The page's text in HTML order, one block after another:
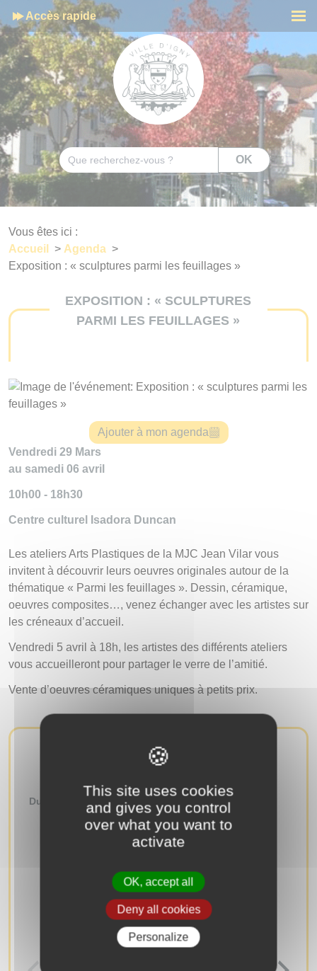
Accès rapide
Rechercher OK
Vous êtes ici :
Accueil
> Agenda >
Exposition : « sculptures parmi les feuillages »
EXPOSITION : « SCULPTURES
PARMI LES FEUILLAGES »
Ajouter à mon agenda
Vendredi 29 Mars
au samedi 06 avril
10h00 - 18h30
Centre culturel Isadora Duncan
Les ateliers Arts Plastiques de la MJC Jean Vilar vous
invitent à découvrir leurs oeuvres originales autour de la
thématique « Parmi les feuillages ». Dessin, céramique,
oeuvres composites…, venez échanger avec les artistes sur
les créneaux d’accueil.
Vendredi 5 avril à 18h, les artistes des différents ateliers
vous accueilleront pour partager le verre de l’amitié.
Vente d’oeuvres céramiques uniques à petits prix.
AUTRES ÉVÉNEMENTS
Du
RECHERCHER
Cookies management panel
This site uses cookies
and gives you control
over what you want to
activate
OK, accept all
Deny all cookies
Personalize